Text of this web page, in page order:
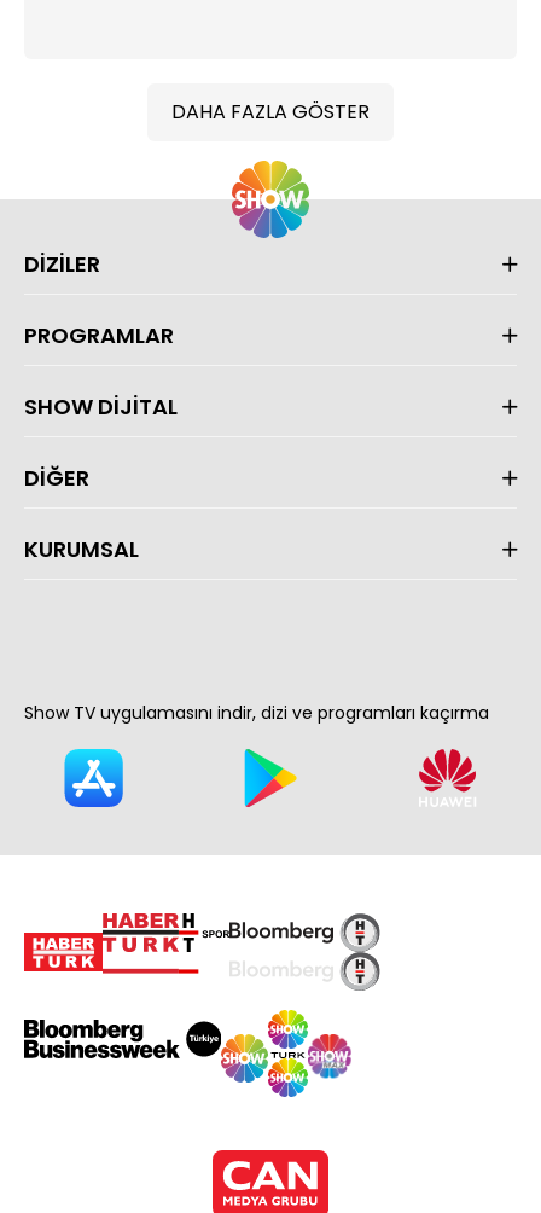
DAHA FAZLA GÖSTER
DİZİLER
PROGRAMLAR
SHOW DİJİTAL
DİĞER
KURUMSAL
Show TV uygulamasını indir, dizi ve programları kaçırma